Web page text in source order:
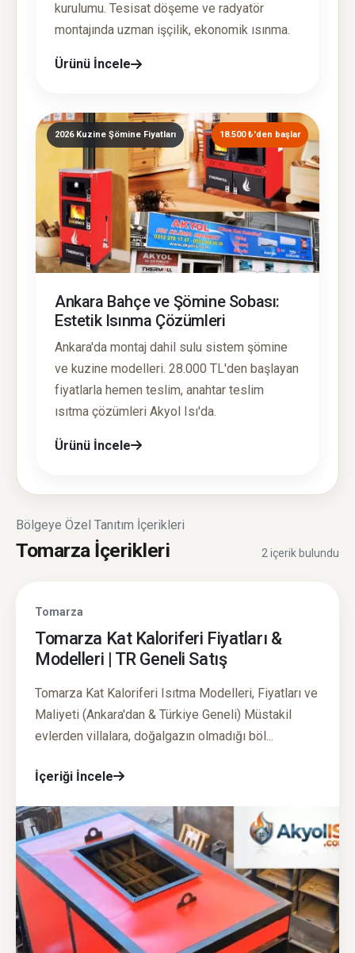
kurulumu. Tesisat döşeme ve radyatör
montajında uzman işçilik, ekonomik ısınma.
Ürünü İncele
2026 Kuzine Şömine Fiyatları 18.500 ₺'den başlar
Ankara Bahçe ve Şömine Sobası:
Estetik Isınma Çözümleri
Ankara'da montaj dahil sulu sistem şömine
ve kuzine modelleri. 28.000 TL'den başlayan
fiyatlarla hemen teslim, anahtar teslim
ısıtma çözümleri Akyol Isı'da.
Ürünü İncele
Bölgeye Özel Tanıtım İçerikleri
Tomarza İçerikleri 2 içerik bulundu
Tomarza
Tomarza Kat Kaloriferi Fiyatları &
Modelleri | TR Geneli Satış
Tomarza Kat Kaloriferi Isıtma Modelleri, Fiyatları ve
Maliyeti (Ankara'dan & Türkiye Geneli) Müstakil
evlerden villalara, doğalgazın olmadığı böl...
İçeriği İncele